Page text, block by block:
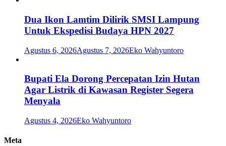
Dua Ikon Lamtim Dilirik SMSI Lampung
Untuk Ekspedisi Budaya HPN 2027
Agustus 6, 2026Agustus 7, 2026Eko Wahyuntoro
Bupati Ela Dorong Percepatan Izin Hutan
Agar Listrik di Kawasan Register Segera
Menyala
Agustus 4, 2026Eko Wahyuntoro
Meta